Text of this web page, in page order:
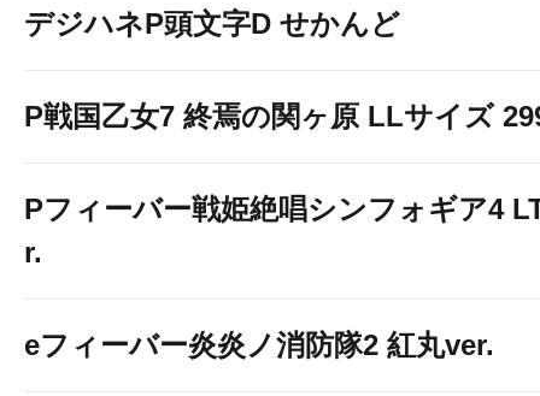
デジハネP頭文字D せかんど
P戦国乙女7 終焉の関ヶ原 LLサイズ
Pフィーバー戦姫絶唱シンフォギア4
r.
eフィーバー炎炎ノ消防隊2 紅丸ver.